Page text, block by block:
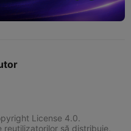
License 4.0.
reutilizatorilor să distribuie,